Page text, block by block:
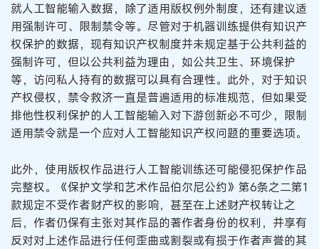
就人工智能输入数据，除了适用版权例外制度，还有建议适
用强制许可、限制禁令等。尽管对于机器训练提供有知识产
权保护的数据，现有知识产权制度并未规定基于公共利益的
强制许可，但以公共利益为理由，如公共卫生、环境保护
等，访问私人持有的数据可以具有合理性。此外，对于知识
产权侵权，禁令救济一直是普遍适用的标准规范，但如果受
排他性权利保护的人工智能输入对下游创新必不可少，限制
适用禁令就是一个应对人工智能知识产权问题的重要选项。
此外，使用版权作品进行人工智能训练还可能侵犯保护作品
完整权。《保护文学和艺术作品伯尔尼公约》第6条之二第1
款规定不受作者财产权的影响，甚至在上述财产权转让之
后，作者仍保有主张对其作品的著作者身份的权利，并享有
反对对上述作品进行任何歪曲或割裂或有损于作者声誉的其